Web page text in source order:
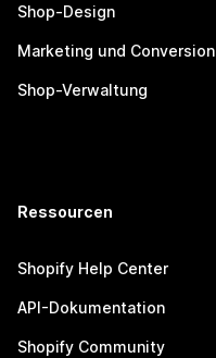
Shop-Design
Marketing und Conversion
Shop-Verwaltung
Ressourcen
Shopify Help Center
API-Dokumentation
Shopify Community